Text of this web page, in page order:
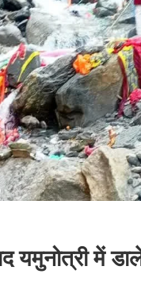
यमुनोत्री में